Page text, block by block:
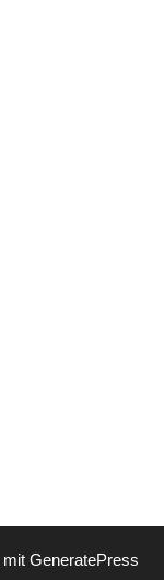
mit GeneratePress